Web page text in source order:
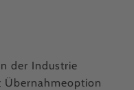
der Industrie
Übernahmeoption